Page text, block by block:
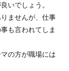
いでしょう。
ませんが、仕事
も言われてしま
の方が職場には